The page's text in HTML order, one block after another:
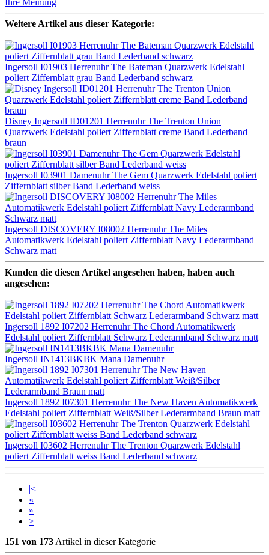
Ihre Meinung
Weitere Artikel aus dieser Kategorie:
Ingersoll I01903 Herrenuhr The Bateman Quarzwerk Edelstahl
poliert Ziffernblatt grau Band Lederband schwarz
Disney Ingersoll ID01201 Herrenuhr The Trenton Union
Quarzwerk Edelstahl poliert Ziffernblatt creme Band Lederband
braun
Ingersoll I03901 Damenuhr The Gem Quarzwerk Edelstahl poliert
Ziffernblatt silber Band Lederband weiss
Ingersoll DISCOVERY I08002 Herrenuhr The Miles
Automatikwerk Edelstahl poliert Ziffernblatt Navy Lederarmband
Schwarz matt
Kunden die diesen Artikel angesehen haben, haben auch
angesehen:
Ingersoll 1892 I07202 Herrenuhr The Chord Automatikwerk
Edelstahl poliert Ziffernblatt Schwarz Lederarmband Schwarz matt
Ingersoll IN1413BKBK Mana Damenuhr
Ingersoll 1892 I07301 Herrenuhr The New Haven Automatikwerk
Edelstahl poliert Ziffernblatt Weiß/Silber Lederarmband Braun matt
Ingersoll I03602 Herrenuhr The Trenton Quarzwerk Edelstahl
poliert Ziffernblatt weiss Band Lederband schwarz
|<
«
»
>|
151 von 173 Artikel in dieser Kategorie